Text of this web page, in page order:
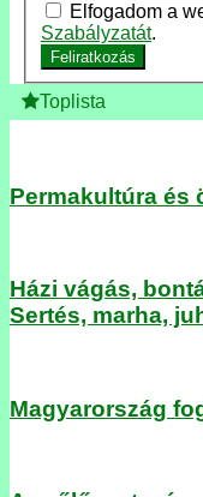
Elfogadom a
Szabályzatát.
Feliratkozás
Toplista
Permakultúra és
Házi vágás,
Sertés, marha,
Magyarország